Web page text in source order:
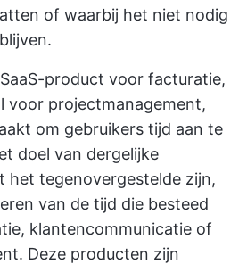
of waarbij het niet nodig
product voor facturatie,
voor projectmanagement,
om gebruikers tijd aan te
doel van dergelijke
het tegenovergestelde zijn,
van de tijd die besteed
klantencommunicatie of
Deze producten zijn